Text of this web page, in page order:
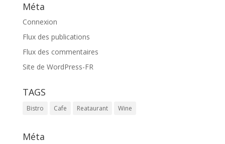
Méta
Connexion
Flux des publications
Flux des commentaires
Site de WordPress-FR
TAGS
Bistro Cafe Reataurant Wine
Méta